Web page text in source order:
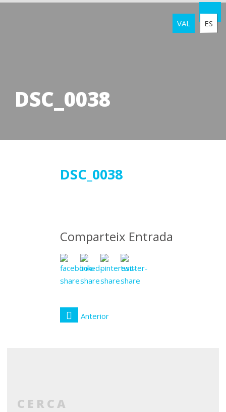
VAL ES
DSC_0038
DSC_0038
Comparteix Entrada
Anterior
CERCA